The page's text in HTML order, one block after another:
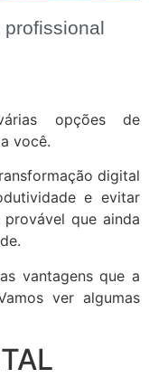
opções de
você.
digital
e evitar
que ainda
vantagens que a
ver algumas